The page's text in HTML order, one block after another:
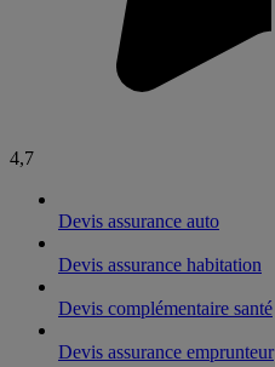
4,7
Devis assurance auto
Devis assurance habitation
Devis complémentaire santé
Devis assurance emprunteur